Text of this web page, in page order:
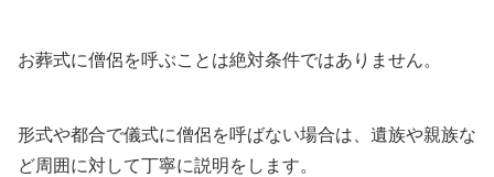
お葬式に僧侶を呼ぶことは絶対条件ではありません。
形式や都合で儀式に僧侶を呼ばない場合は、遺族や親族な
ど周囲に対して丁寧に説明をします。